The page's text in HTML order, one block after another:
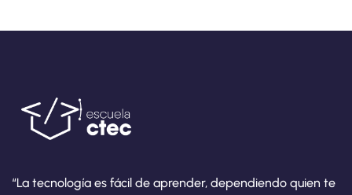
“La tecnología es fácil de aprender, dependiendo quien te